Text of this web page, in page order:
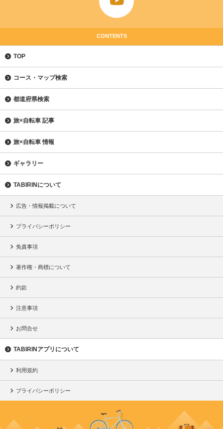
CONTENTS
TOP
コース・マップ検索
都道府県検索
旅×自転車 記事
旅×自転車 情報
ギャラリー
TABIRINについて
広告・情報掲載について
プライバシーポリシー
免責事項
著作権・商標について
約款
注意事項
お問合せ
TABIRINアプリについて
利用規約
プライバシーポリシー